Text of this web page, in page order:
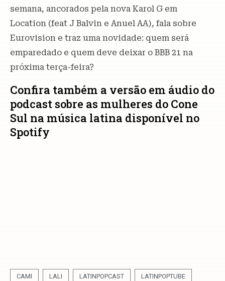
semana, ancorados pela nova Karol G em
Location (feat J Balvin e Anuel AA), fala sobre
Eurovision e traz uma novidade: quem será
emparedado e quem deve deixar o BBB 21 na
próxima terça-feira?
Confira também a versão em áudio do
podcast sobre as mulheres do Cone
Sul na música latina disponível no
Spotify
CAMI LALI LATINPOPCAST LATINPOPTUBE